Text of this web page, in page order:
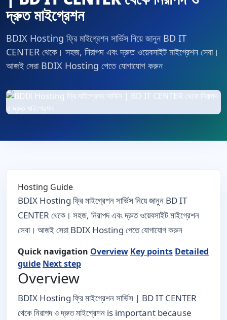
দ্রুত মাইগ্রেশন
BDIX Hosting ফ্রি মাইগ্রেশন সার্ভিস নিয়ে জানুন BD IT
CENTER থেকে। সহজ, নিরাপদ এবং দ্রুত ওয়েবসাইট মাইগ্রেশন সেবা।
আজই সেরা BDIX Hosting পেতে যোগাযোগ করুন
Hosting Guide
BDIX Hosting ফ্রি মাইগ্রেশন সার্ভিস নিয়ে জানুন BD IT
CENTER থেকে। সহজ, নিরাপদ এবং দ্রুত ওয়েবসাইট মাইগ্রেশন
সেবা। আজই সেরা BDIX Hosting পেতে যোগাযোগ করুন
Quick navigation Overview Key points Detailed
guide Next step
Overview
BDIX Hosting ফ্রি মাইগ্রেশন সার্ভিস | BD IT CENTER
থেকে নিরাপদ ও দ্রুত মাইগ্রেশন is important because